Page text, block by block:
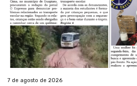
7 de agosto de 2026